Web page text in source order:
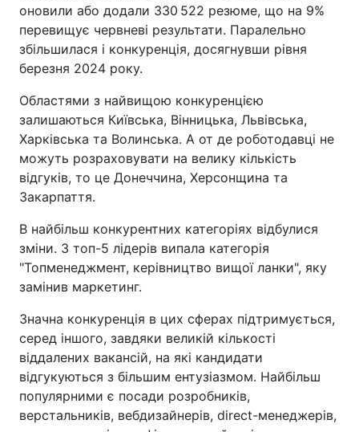
оновили або додали 330 522 резюме, що на 9%
перевищує червневі результати. Паралельно
збільшилася і конкуренція, досягнувши рівня
березня 2024 року.
Областями з найвищою конкуренцією
залишаються Київська, Вінницька, Львівська,
Харківська та Волинська. А от де роботодавці не
можуть розраховувати на велику кількість
відгуків, то це Донеччина, Херсонщина та
Закарпаття.
В найбільш конкурентних категоріях відбулися
зміни. З топ-5 лідерів випала категорія
"Топменеджмент, керівництво вищої ланки", яку
замінив маркетинг.
Значна конкуренція в цих сферах підтримується,
серед іншого, завдяки великій кількості
віддалених вакансій, на які кандидати
відгукуються з більшим ентузіазмом. Найбільш
популярними є посади розробників,
верстальників, вебдизайнерів, direct-менеджерів,